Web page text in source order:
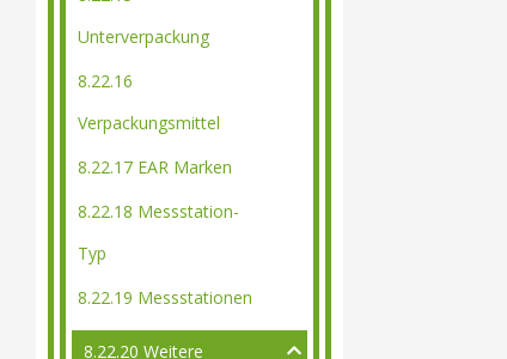
Unterverpackung
8.22.16
Verpackungsmittel
8.22.17 EAR Marken
8.22.18 Messstation-
Typ
8.22.19 Messstationen
8.22.20 Weitere